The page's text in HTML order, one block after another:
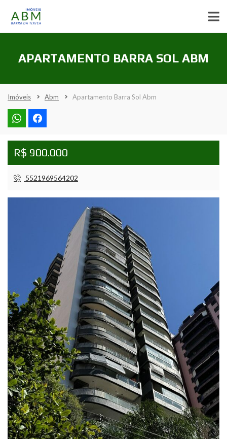
APARTAMENTO BARRA SOL ABM
Imóveis Abm Apartamento Barra Sol Abm
R$ 900.000
5521969564202